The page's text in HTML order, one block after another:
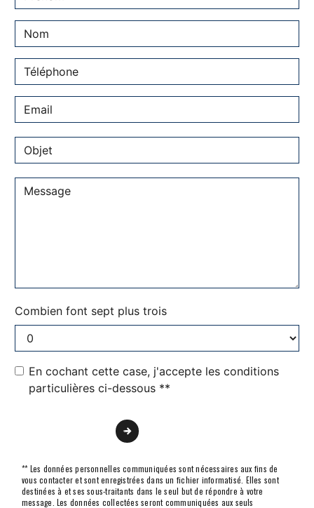
Combien font sept plus trois
En cochant cette case, j'accepte les conditions
particulières ci-dessous **
** Les données personnelles communiquées sont nécessaires aux fins de
vous contacter et sont enregistrées dans un fichier informatisé. Elles sont
destinées à et ses sous-traitants dans le seul but de répondre à votre
message. Les données collectées seront communiquées aux seuls